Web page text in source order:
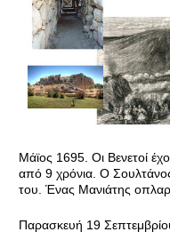
Μάϊος 1695. Οι Βενετοί
από 9 χρόνια. Ο Σουλτάνος
του. Ένας Μανιάτης
Παρασκευή 19